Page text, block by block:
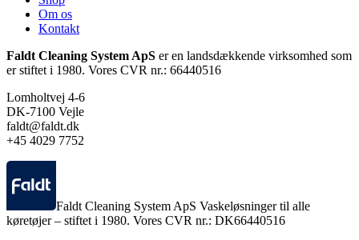
Om os
Kontakt
Faldt Cleaning System ApS er en landsdækkende virksomhed som
er stiftet i 1980. Vores CVR nr.: 66440516
Lomholtvej 4-6
DK-7100 Vejle
faldt@faldt.dk
+45 4029 7752
Faldt Cleaning System ApS Vaskeløsninger til alle
køretøjer – stiftet i 1980. Vores CVR nr.: DK66440516